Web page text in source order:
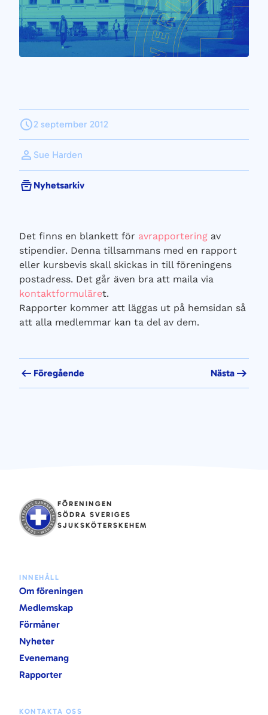
2 september 2012
Sue Harden
Nyhetsarkiv
Det finns en blankett för avrapportering av
stipendier. Denna tillsammans med en rapport
eller kursbevis skall skickas in till föreningens
postadress. Det går även bra att maila via
kontaktformuläret.
Rapporter kommer att läggas ut på hemsidan så
att alla medlemmar kan ta del av dem.
Föregående Nästa
FÖRENINGEN
SÖDRA SVERIGES
SJUKSKÖTERSKEHEM
INNEHÅLL
Om föreningen
Medlemskap
Förmåner
Nyheter
Evenemang
Rapporter
KONTAKTA OSS